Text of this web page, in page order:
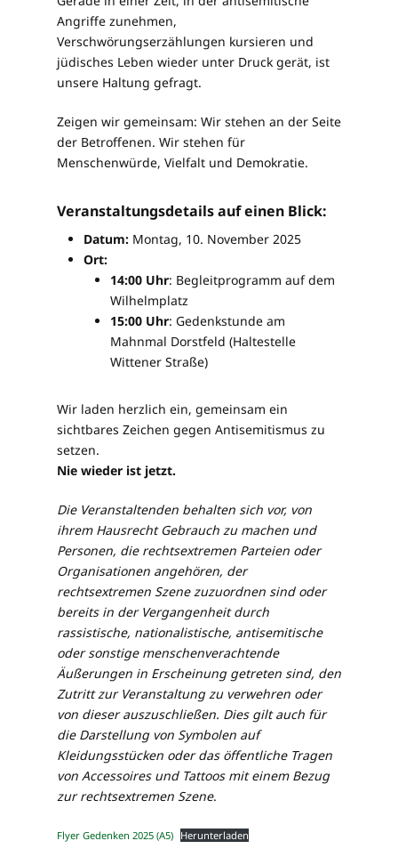
Angriffe zunehmen,
Verschwörungserzählungen kursieren und
jüdisches Leben wieder unter Druck gerät, ist
unsere Haltung gefragt.
Zeigen wir gemeinsam: Wir stehen an der Seite
der Betroffenen. Wir stehen für
Menschenwürde, Vielfalt und Demokratie.
Veranstaltungsdetails auf einen Blick:
Datum: Montag, 10. November 2025
Ort:
14:00 Uhr: Begleitprogramm auf dem
Wilhelmplatz
15:00 Uhr: Gedenkstunde am
Mahnmal Dorstfeld (Haltestelle
Wittener Straße)
Wir laden herzlich ein, gemeinsam ein
sichtbares Zeichen gegen Antisemitismus zu
setzen.
Nie wieder ist jetzt.
Die Veranstaltenden behalten sich vor, von
ihrem Hausrecht Gebrauch zu machen und
Personen, die rechtsextremen Parteien oder
Organisationen angehören, der
rechtsextremen Szene zuzuordnen sind oder
bereits in der Vergangenheit durch
rassistische, nationalistische, antisemitische
oder sonstige menschenverachtende
Äußerungen in Erscheinung getreten sind, den
Zutritt zur Veranstaltung zu verwehren oder
von dieser auszuschließen. Dies gilt auch für
die Darstellung von Symbolen auf
Kleidungsstücken oder das öffentliche Tragen
von Accessoires und Tattoos mit einem Bezug
zur rechtsextremen Szene.
Flyer Gedenken 2025 (A5) Herunterladen